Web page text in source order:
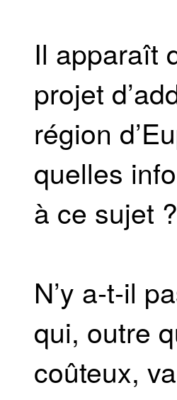
Il apparaît
projet
région
quelles
à ce sujet ?
N’y a-t-il
qui, outre
coûteux,